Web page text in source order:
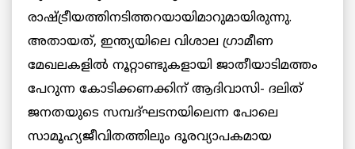
രാഷ്ട്രീയത്തിനടിത്തറയായിമാറുമായിരുന്നു.
അതായത്, ഇന്ത്യയിലെ വിശാല ഗ്രാമീണ
മേഖലകളില്‍ നൂറ്റാണ്ടുകളായി ജാതീയാടിമത്തം
പേറുന്ന കോടിക്കണക്കിന് ആദിവാസി- ദലിത്
ജനതയുടെ സമ്പദ്ഘടനയിലെന്ന പോലെ
സാമൂഹ്യജീവിതത്തിലും ദൂരവ്യാപകമായ